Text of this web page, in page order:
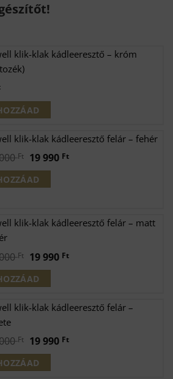
klik-klak kádleeresztő – króm
klik-klak kádleeresztő felár – fehér
Ft Original
price
was:
000 Ft.
19 990 FtCurrent
990 Ft.
klik-klak kádleeresztő felár – matt
Ft Original
price
was:
26
19 990 FtCurrent
19
klik-klak kádleeresztő felár –
Ft Original
price
was:
19 990 FtCurrent